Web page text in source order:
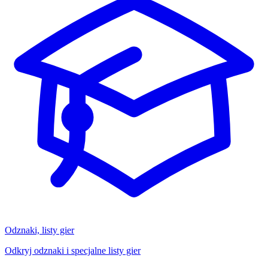
Odznaki, listy gier
Odkryj odznaki i specjalne listy gier